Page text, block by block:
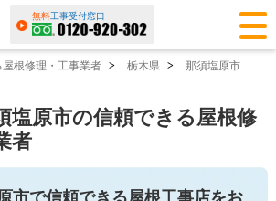
無料工事受付窓口
根修理・工事業者 > 栃木県 > 那須塩原市
塩原市の信頼できる屋根修
者
市で信頼できる屋根工事店をお